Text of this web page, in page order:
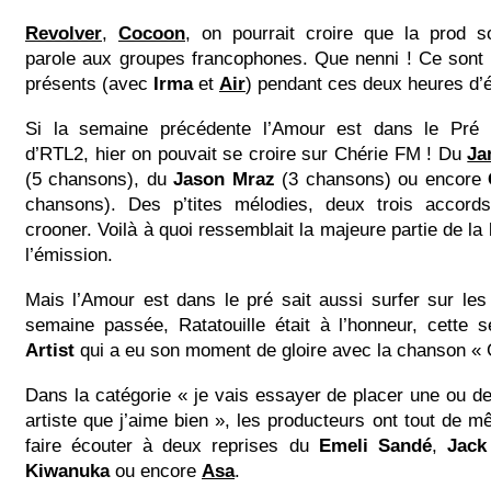
Revolver, Cocoon, on pourrait croire que la prod
parole aux groupes francophones. Que nenni ! Ce
présents (avec Irmaet Air) pendant ces deux heures
Si la semaine précédente l’Amour est dans le Pré
d’RTL2, hier on pouvait se croire sur Chérie FM ! Du
(5 chansons), duJason Mraz (3 chansons) ou encore
chansons). Des p’tites mélodies, deux trois
crooner. Voilà à quoi ressemblait la majeure partie de la
l’émission.
Mais l’Amour est dans le pré sait aussi surfer sur
semaine passée, Ratatouille était à l’honneur, cette
Artist qui a eu son moment de gloire avec la chanson «
Dans la catégorie « je vais essayer de placer une ou
artiste que j’aime bien », les producteurs ont tout de
faire écouter à deux reprises du Emeli Sandé,
Kiwanukaou encore Asa.